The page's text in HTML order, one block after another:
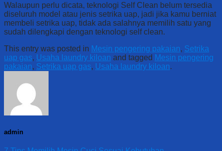
Walaupun perlu dicata, teknologi Self Clean belum tersedia
diseluruh model atau jenis setrika uap, jadi jika kamu berniat
membeli setrika uap, tidak ada salahnya memilih satu yang
sudah dilengkapi dengan teknologi self clean.
This entry was posted in Mesin pengering pakaian, Setrika
uap gas, Usaha laundry kiloan and tagged Mesin pengering
pakaian, Setrika uap gas, Usaha laundry kiloan.
admin